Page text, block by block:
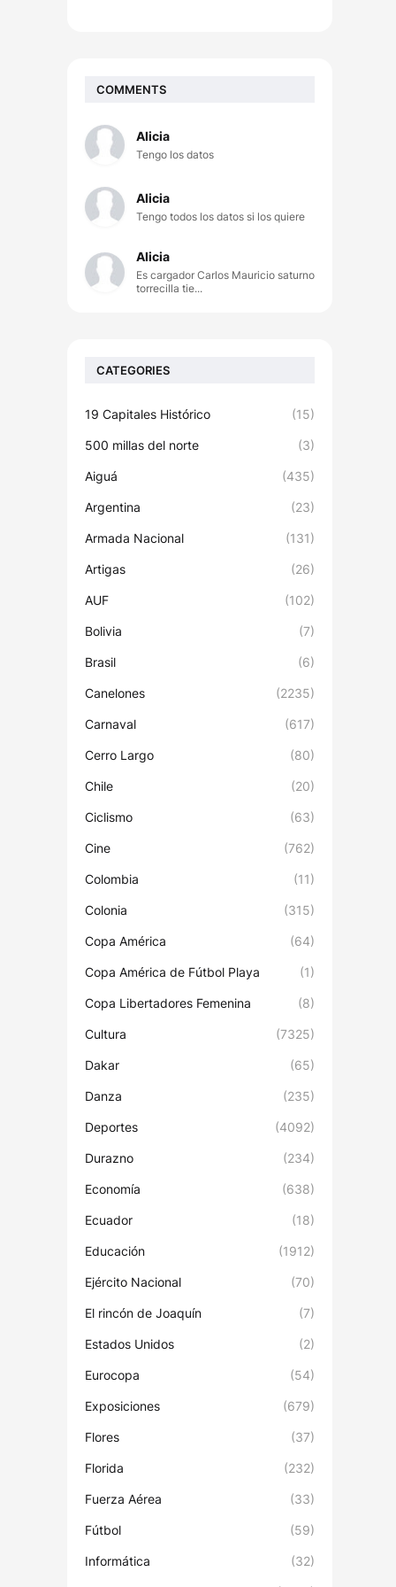
COMMENTS
Alicia
Tengo los datos
Alicia
Tengo todos los datos si los quiere
Alicia
Es cargador Carlos Mauricio saturno
torrecilla tie...
CATEGORIES
19 Capitales Histórico (15)
500 millas del norte (3)
Aiguá (435)
Argentina (23)
Armada Nacional (131)
Artigas (26)
AUF (102)
Bolivia (7)
Brasil (6)
Canelones (2235)
Carnaval (617)
Cerro Largo (80)
Chile (20)
Ciclismo (63)
Cine (762)
Colombia (11)
Colonia (315)
Copa América (64)
Copa América de Fútbol Playa (1)
Copa Libertadores Femenina (8)
Cultura (7325)
Dakar (65)
Danza (235)
Deportes (4092)
Durazno (234)
Economía (638)
Ecuador (18)
Educación (1912)
Ejército Nacional (70)
El rincón de Joaquín (7)
Estados Unidos (2)
Eurocopa (54)
Exposiciones (679)
Flores (37)
Florida (232)
Fuerza Aérea (33)
Fútbol (59)
Informática (32)